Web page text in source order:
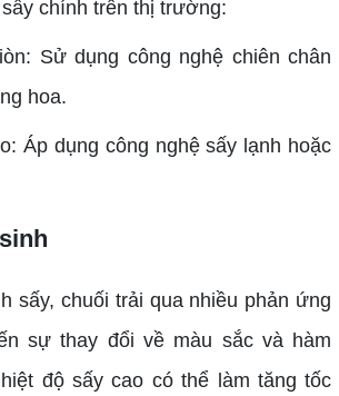
chính trên thị trường:
Sử dụng công nghệ chiên chân
hoa.
Áp dụng công nghệ sấy lạnh hoặc
sấy, chuối trải qua nhiều phản ứng
sự thay đổi về màu sắc và hàm
độ sấy cao có thể làm tăng tốc